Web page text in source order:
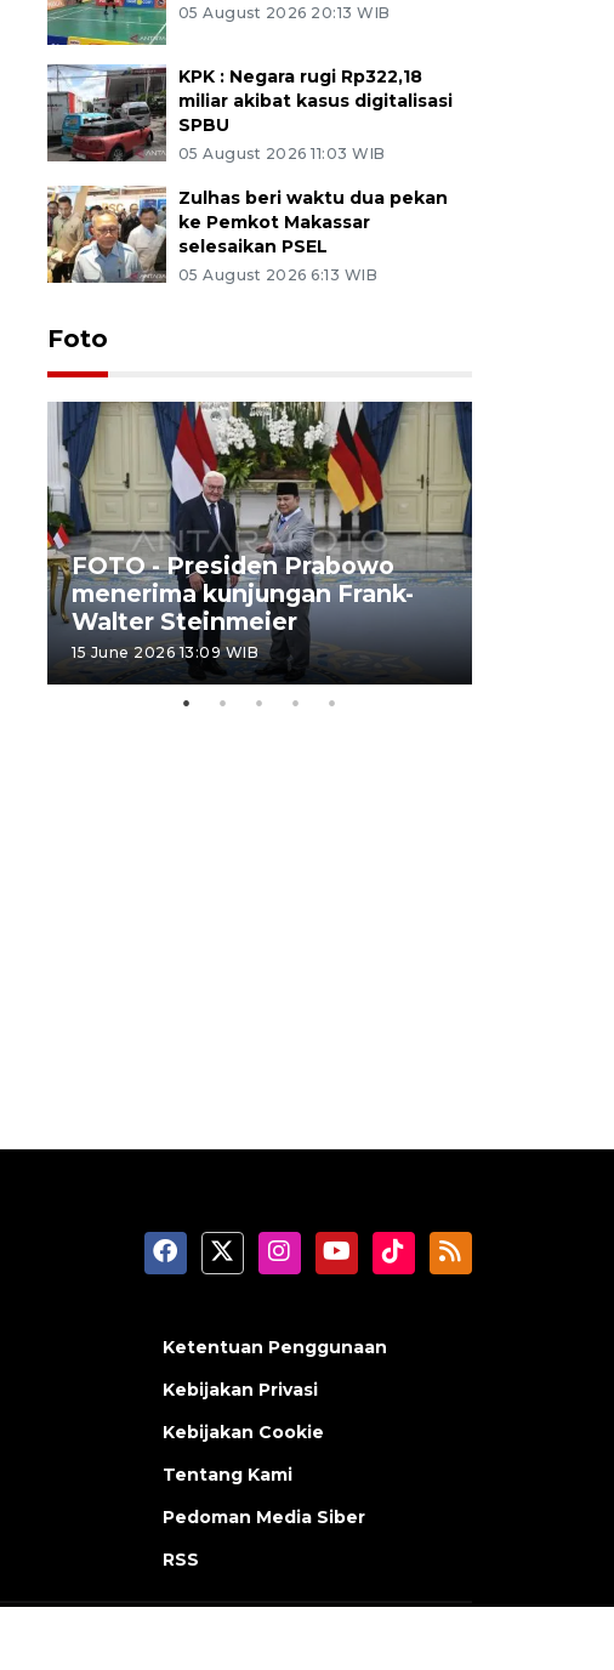
05 August 2026 20:13 WIB
KPK : Negara rugi Rp322,18
miliar akibat kasus digitalisasi
SPBU
05 August 2026 11:03 WIB
Zulhas beri waktu dua pekan
ke Pemkot Makassar
selesaikan PSEL
05 August 2026 6:13 WIB
Foto
FOTO - Presiden Prabowo
menerima kunjungan Frank-
Walter Steinmeier
15 June 2026 13:09 WIB
Ketentuan Penggunaan
Kebijakan Privasi
Kebijakan Cookie
Tentang Kami
Pedoman Media Siber
RSS